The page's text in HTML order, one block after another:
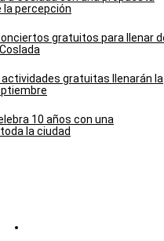
la percepción
gratuitos para llenar
actividades gratuitas llenarán la
10 años con una
la ciudad